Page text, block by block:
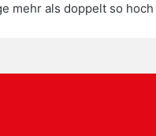
mehr als doppelt so hoch